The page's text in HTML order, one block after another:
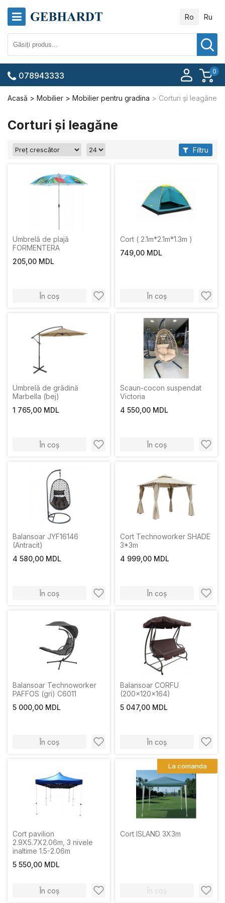
Ro Ru
0
078943333
Acasă Mobilier Mobilier pentru gradina Corturi și leagăne
Corturi și leagăne
Filtru
Umbrelă de plajă
FORMENTERA
205,00 MDL
În coș
Cort ( 2.1m*2.1m*1.3m )
749,00 MDL
În coș
Umbrelă de grădină
Marbella (bej)
1 765,00 MDL
În coș
Scaun-cocon suspendat
Victoria
4 550,00 MDL
În coș
Balansoar JYF16146
(Antracit)
4 580,00 MDL
În coș
Cort Technoworker SHADE
3*3m
4 999,00 MDL
În coș
Balansoar Technoworker
PAFFOS (gri) C6011
5 000,00 MDL
În coș
Balansoar CORFU
(200x120x164)
5 047,00 MDL
În coș
Cort pavilion
2.9X5.7X2.06m, 3 nivele
inaltime 1.5-2.06m
5 550,00 MDL
În coș
Cort ISLAND 3X3m
În coș
La comanda